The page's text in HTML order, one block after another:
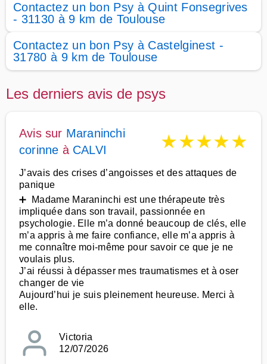
Contactez un bon Psy à Quint Fonsegrives
- 31130 à 9 km de Toulouse
Contactez un bon Psy à Castelginest -
31780 à 9 km de Toulouse
Les derniers avis de psys
Avis sur Maraninchi
corinne à CALVI ★★★★★
J’avais des crises d’angoisses et des attaques de
panique
➕ Madame Maraninchi est une thérapeute très
impliquée dans son travail, passionnée en
psychologie. Elle m’a donné beaucoup de clés, elle
m’a appris à me faire confiance, elle m’a appris à
me connaître moi-même pour savoir ce que je ne
voulais plus.
J’ai réussi à dépasser mes traumatismes et à oser
changer de vie
Aujourd’hui je suis pleinement heureuse. Merci à
elle.
Victoria
12/07/2026